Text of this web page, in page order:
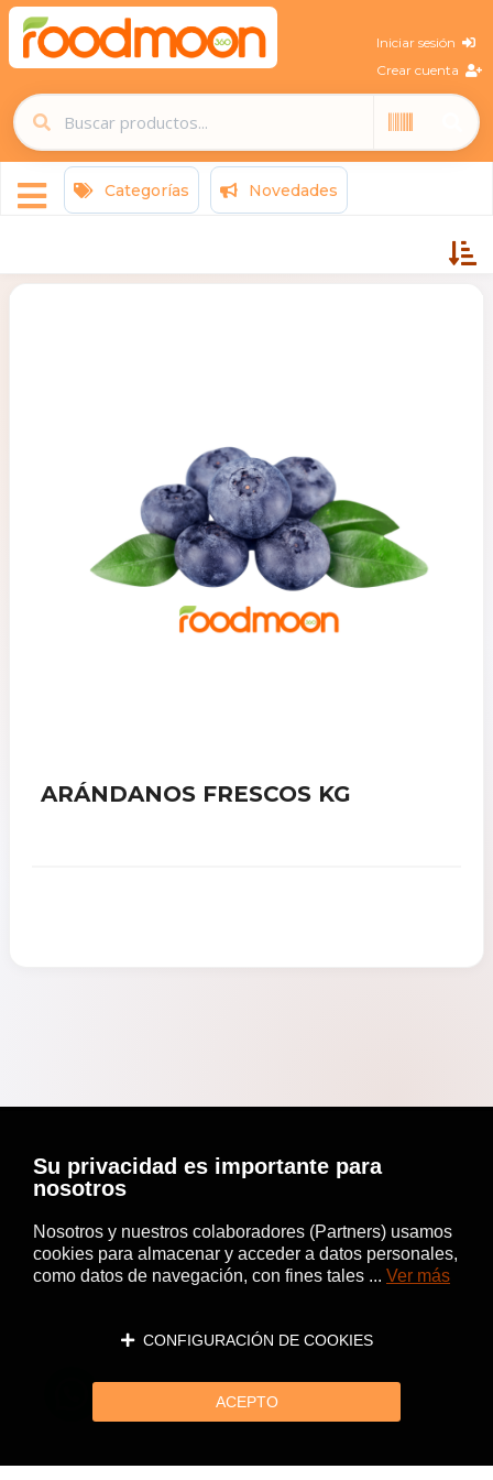
Iniciar sesión
Crear cuenta
Categorías Novedades
ARÁNDANOS FRESCOS KG
Su privacidad es importante para
nosotros
Nosotros y nuestros colaboradores (Partners) usamos
cookies para almacenar y acceder a datos personales,
como datos de navegación, con fines tales ... Ver más
CONFIGURACIÓN DE COOKIES
ACEPTO